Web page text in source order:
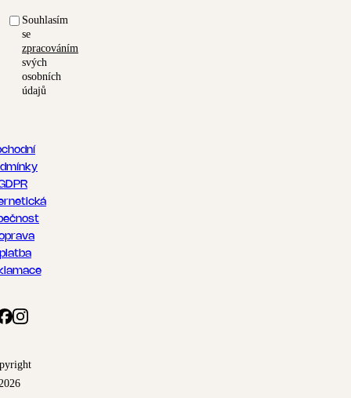
Souhlasím
se
zpracováním
svých
osobních
údajů